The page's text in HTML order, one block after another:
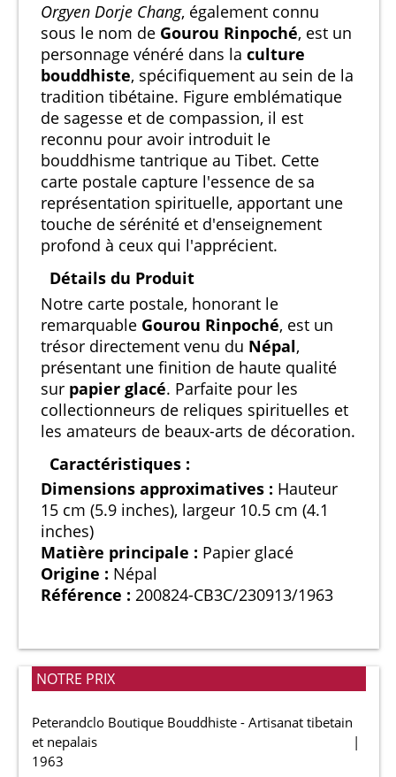
Orgyen Dorje Chang, également connu
sous le nom de Gourou Rinpoché, est un
personnage vénéré dans la culture
bouddhiste, spécifiquement au sein de la
tradition tibétaine. Figure emblématique
de sagesse et de compassion, il est
reconnu pour avoir introduit le
bouddhisme tantrique au Tibet. Cette
carte postale capture l'essence de sa
représentation spirituelle, apportant une
touche de sérénité et d'enseignement
profond à ceux qui l'apprécient.
Détails du Produit
Notre carte postale, honorant le
remarquable Gourou Rinpoché, est un
trésor directement venu du Népal,
présentant une finition de haute qualité
sur papier glacé. Parfaite pour les
collectionneurs de reliques spirituelles et
les amateurs de beaux-arts de décoration.
Caractéristiques :
Dimensions approximatives : Hauteur
15 cm (5.9 inches), largeur 10.5 cm (4.1
inches)
Matière principale : Papier glacé
Origine : Népal
Référence : 200824-CB3C/230913/1963
NOTRE PRIX
Peterandclo Boutique Bouddhiste - Artisanat tibetain
et nepalais
1963